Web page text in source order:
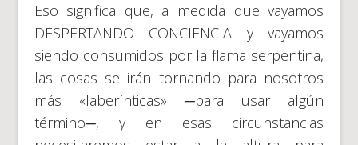
Eso significa que, a medida que vayamos
DESPERTANDO CONCIENCIA y vayamos
siendo consumidos por la flama serpentina,
las cosas se irán tornando para nosotros
más «laberínticas» ─para usar algún
término─, y en esas circunstancias